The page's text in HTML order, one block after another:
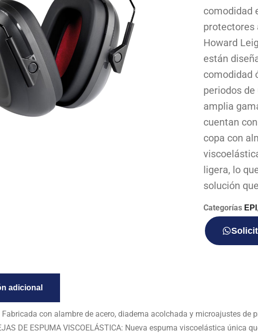
comodidad
protectores
Howard
están
comodidad
periodos de
amplia
cuentan
copa con
ligera, lo
solución
Categorías EPI ,
adicional
Fabricada con alambre de acero, diadema acolchada y microajustes
DE ESPUMA VISCOELÁSTICA: Nueva espuma viscoelástica